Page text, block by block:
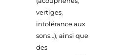
vertiges,
intolérance aux
sons…), ainsi que
des